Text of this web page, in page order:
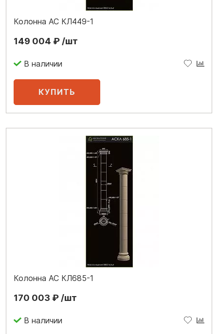
Колонна АС КЛ449-1
149 004 ₽ /шт
Колонна АС КЛ685-1
170 003 ₽ /шт